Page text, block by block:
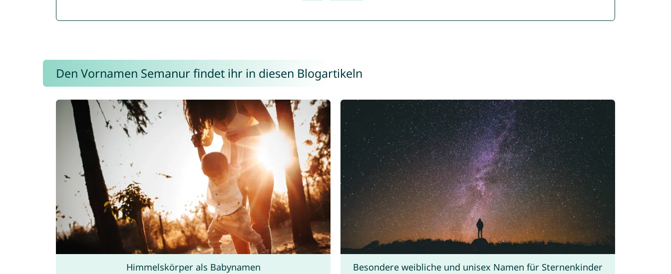
Den Vornamen Semanur findet ihr in diesen Blogartikeln
Himmelskörper als Babynamen Besondere weibliche und unisex Namen für Sternenkinder